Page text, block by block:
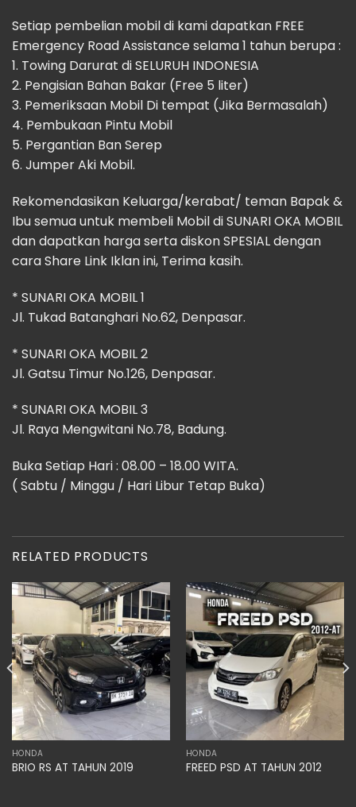
Setiap pembelian mobil di kami dapatkan FREE
Emergency Road Assistance selama 1 tahun berupa :
1. Towing Darurat di SELURUH INDONESIA
2. Pengisian Bahan Bakar (Free 5 liter)
3. Pemeriksaan Mobil Di tempat (Jika Bermasalah)
4. Pembukaan Pintu Mobil
5. Pergantian Ban Serep
6. Jumper Aki Mobil.
Rekomendasikan Keluarga/kerabat/ teman Bapak &
Ibu semua untuk membeli Mobil di SUNARI OKA MOBIL
dan dapatkan harga serta diskon SPESIAL dengan
cara Share Link Iklan ini, Terima kasih.
* SUNARI OKA MOBIL 1
Jl. Tukad Batanghari No.62, Denpasar.
* SUNARI OKA MOBIL 2
Jl. Gatsu Timur No.126, Denpasar.
* SUNARI OKA MOBIL 3
Jl. Raya Mengwitani No.78, Badung.
Buka Setiap Hari : 08.00 – 18.00 WITA.
( Sabtu / Minggu / Hari Libur Tetap Buka)
RELATED PRODUCTS
HONDA
BRIO RS AT TAHUN 2019
HONDA
FREED PSD AT TAHUN 2012